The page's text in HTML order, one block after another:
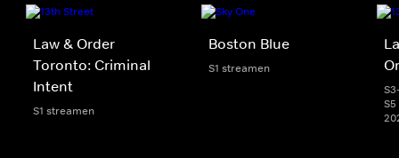
Law & Order
Toronto: Criminal
Intent
S1 streamen
Boston Blue
S1 streamen